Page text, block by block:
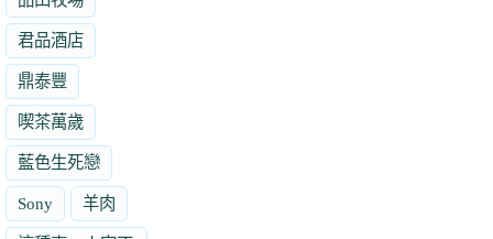
君品酒店
鼎泰豐
喫茶萬歲
藍色生死戀
Sony 羊肉